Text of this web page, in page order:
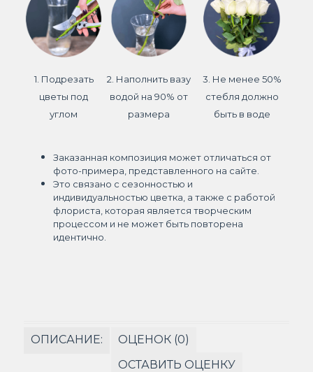
1. Подрезать
цветы под
углом
2. Наполнить вазу
водой на 90% от
размера
3. Не менее 50%
стебля должно
быть в воде
Заказанная композиция может отличаться от
фото-примера, представленного на сайте.
Это связано с сезонностью и
индивидуальностью цветка, а также с работой
флориста, которая является творческим
процессом и не может быть повторена
идентично.
ОПИСАНИЕ:
ОЦЕНОК (0)
ОСТАВИТЬ ОЦЕНКУ